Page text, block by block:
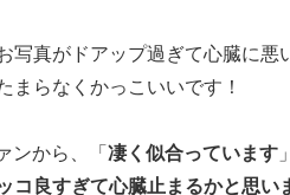
写真がドアップ過ぎて心臓に
まらなくかっこいいです！
ンから、「 凄く似合っています
コ良すぎて心臓止まるかと思い